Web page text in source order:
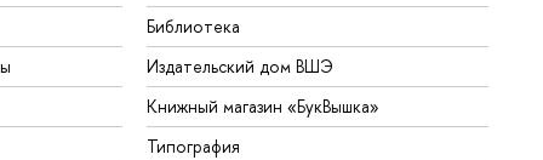
Библиотека
Издательский дом ВШЭ
Книжный магазин «БукВышка»
Типография